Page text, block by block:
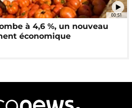
00:51
à 4,6 %, un nouveau
économique